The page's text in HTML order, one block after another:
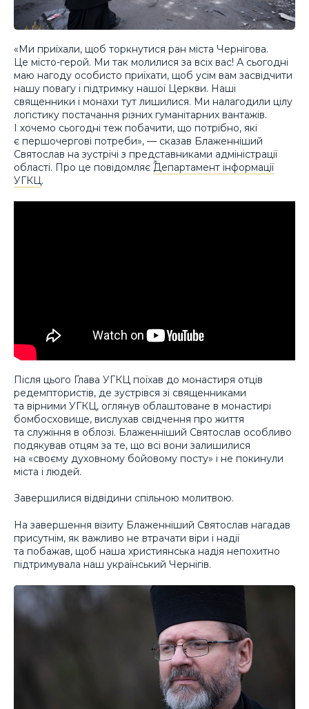
«Ми приїхали, щоб торкнутися ран міста Чернігова.
Це місто-герой. Ми так молилися за всіх вас! А сьогодні
маю нагоду особисто приїхати, щоб усім вам засвідчити
нашу повагу і підтримку нашої Церкви. Наші
священники і монахи тут лишилися. Ми налагодили цілу
логістику постачання різних гуманітарних вантажів.
І хочемо сьогодні теж побачити, що потрібно, які
є першочергові потреби», — сказав Блаженніший
Святослав на зустрічі з представниками адміністрації
області. Про це повідомляєДепартамент інформації
УГКЦ.
Після цього Глава УГКЦ поїхав до монастиря отців
редемптористів, де зустрівся зі священниками
та вірними УГКЦ, оглянув облаштоване в монастирі
бомбосховище, вислухав свідчення про життя
та служіння в облозі. Блаженніший Святослав особливо
подякував отцям за те, що всі вони залишилися
на «своєму духовному бойовому посту» і не покинули
міста і людей.
Завершилися відвідини спільною молитвою.
На завершення візиту Блаженніший Святослав нагадав
присутнім, як важливо не втрачати віри і надії
та побажав, щоб наша християнська надія непохитно
підтримувала наш український Чернігів.